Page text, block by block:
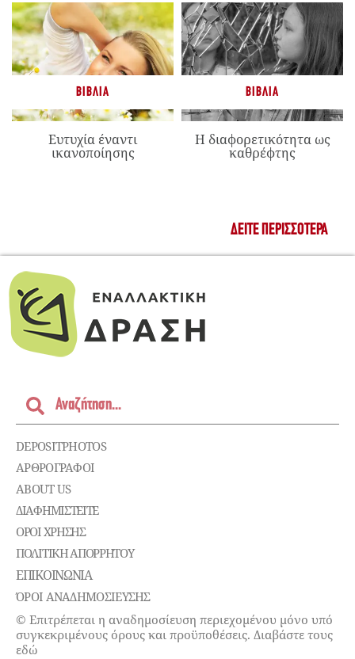
ΒΙΒΛΊΑ
Ευτυχία έναντι
ικανοποίησης
ΒΙΒΛΊΑ
Η διαφορετικότητα ως
καθρέφτης
ΔΕΊΤΕ ΠΕΡΙΣΣΌΤΕΡΑ
DEPOSITPHOTOS
ΑΡΘΡΟΓΡΑΦΟΙ
ABOUT US
ΔΙΑΦΗΜΙΣΤΕΊΤΕ
ΌΡΟΙ ΧΡΉΣΗΣ
ΠΟΛΙΤΙΚΉ ΑΠΟΡΡΉΤΟΥ
ΕΠΙΚΟΙΝΩΝΊΑ
ΌΡΟΙ ΑΝΑΔΗΜΟΣΙΕΥΣΗΣ
© Επιτρέπεται η αναδημοσίευση περιεχομένου μόνο υπό
συγκεκριμένους όρους και προϋποθέσεις. Διαβάστε τους
εδώ